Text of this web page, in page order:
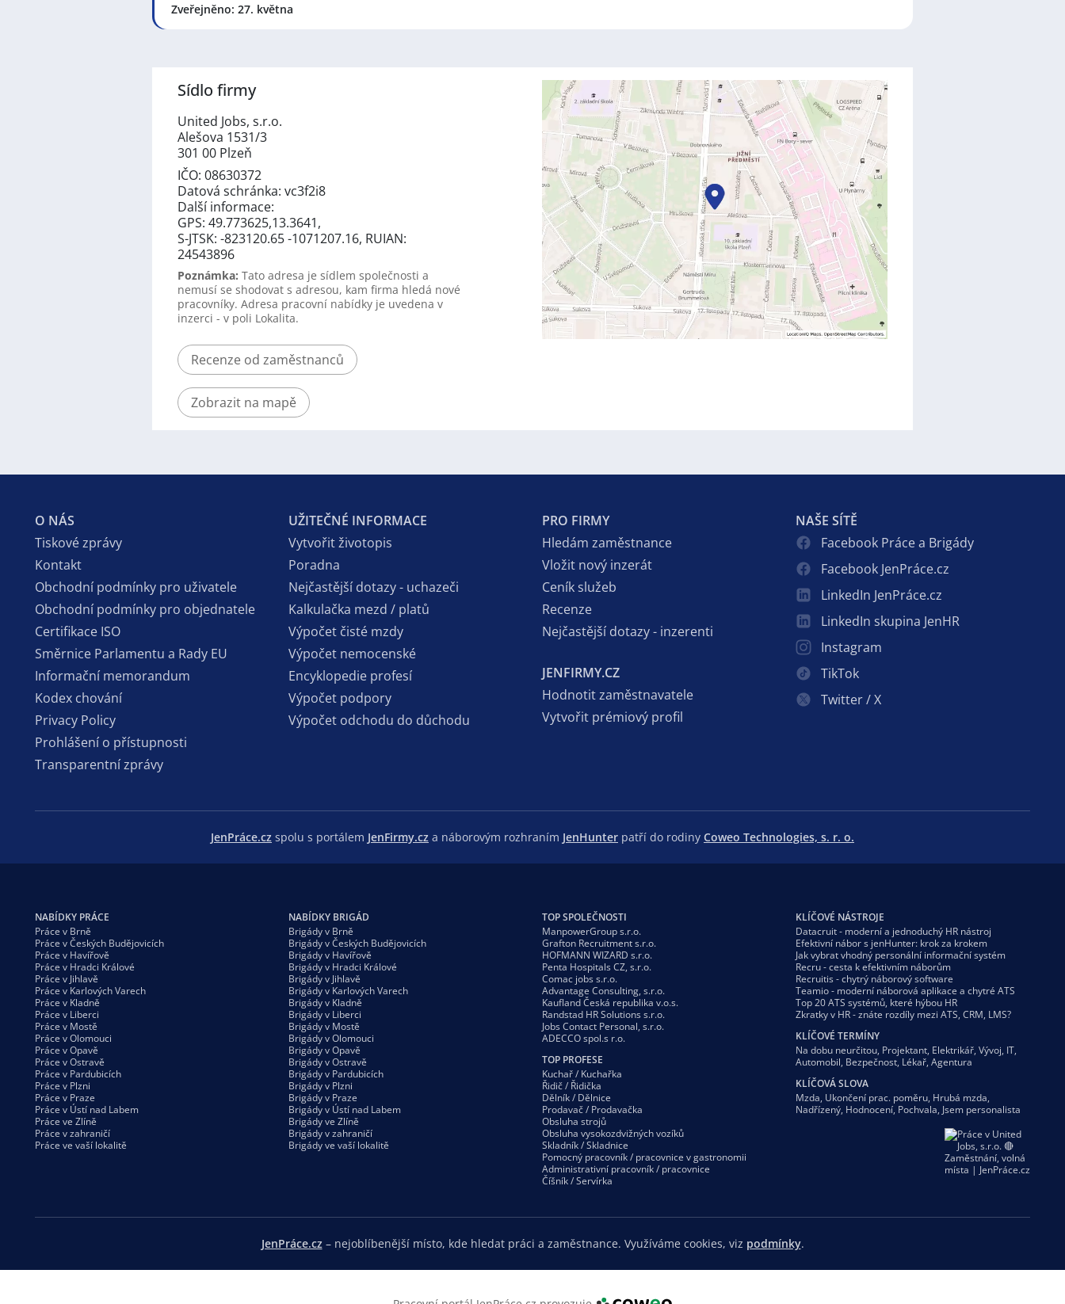
Zveřejněno: 27. května
Sídlo firmy
United Jobs, s.r.o.
Alešova 1531/3
301 00 Plzeň
IČO: 08630372
Datová schránka: vc3f2i8
Další informace:
GPS: 49.773625,13.3641,
S-JTSK: -823120.65 -1071207.16, RUIAN:
24543896
Poznámka: Tato adresa je sídlem společnosti a
nemusí se shodovat s adresou, kam firma hledá nové
pracovníky. Adresa pracovní nabídky je uvedena v
inzerci - v poli Lokalita.
Recenze od zaměstnanců
Zobrazit na mapě
O NÁS
Tiskové zprávy
Kontakt
Obchodní podmínky pro uživatele
Obchodní podmínky pro objednatele
Certifikace ISO
Směrnice Parlamentu a Rady EU
Informační memorandum
Kodex chování
Privacy Policy
Prohlášení o přístupnosti
Transparentní zprávy
UŽITEČNÉ INFORMACE
Vytvořit životopis
Poradna
Nejčastější dotazy - uchazeči
Kalkulačka mezd / platů
Výpočet čisté mzdy
Výpočet nemocenské
Encyklopedie profesí
Výpočet podpory
Výpočet odchodu do důchodu
PRO FIRMY
Hledám zaměstnance
Vložit nový inzerát
Ceník služeb
Recenze
Nejčastější dotazy - inzerenti
JENFIRMY.CZ
Hodnotit zaměstnavatele
Vytvořit prémiový profil
NAŠE SÍTĚ
Facebook Práce a Brigády
Facebook JenPráce.cz
LinkedIn JenPráce.cz
LinkedIn skupina JenHR
Instagram
TikTok
Twitter / X
JenPráce.cz spolu s portálem JenFirmy.cz a náborovým rozhraním JenHunter patří do rodiny Coweo Technologies, s. r. o.
NABÍDKY PRÁCE
Práce v Brně
Práce v Českých Budějovicích
Práce v Havířově
Práce v Hradci Králové
Práce v Jihlavě
Práce v Karlových Varech
Práce v Kladně
Práce v Liberci
Práce v Mostě
Práce v Olomouci
Práce v Opavě
Práce v Ostravě
Práce v Pardubicích
Práce v Plzni
Práce v Praze
Práce v Ústí nad Labem
Práce ve Zlíně
Práce v zahraničí
Práce ve vaší lokalitě
NABÍDKY BRIGÁD
Brigády v Brně
Brigády v Českých Budějovicích
Brigády v Havířově
Brigády v Hradci Králové
Brigády v Jihlavě
Brigády v Karlových Varech
Brigády v Kladně
Brigády v Liberci
Brigády v Mostě
Brigády v Olomouci
Brigády v Opavě
Brigády v Ostravě
Brigády v Pardubicích
Brigády v Plzni
Brigády v Praze
Brigády v Ústí nad Labem
Brigády ve Zlíně
Brigády v zahraničí
Brigády ve vaší lokalitě
TOP SPOLEČNOSTI
ManpowerGroup s.r.o.
Grafton Recruitment s.r.o.
HOFMANN WIZARD s.r.o.
Penta Hospitals CZ, s.r.o.
Comac jobs s.r.o.
Advantage Consulting, s.r.o.
Kaufland Česká republika v.o.s.
Randstad HR Solutions s.r.o.
Jobs Contact Personal, s.r.o.
ADECCO spol.s r.o.
TOP PROFESE
Kuchař / Kuchařka
Řidič / Řidička
Dělník / Dělnice
Prodavač / Prodavačka
Obsluha strojů
Obsluha vysokozdvižných vozíků
Skladník / Skladnice
Pomocný pracovník / pracovnice v gastronomii
Administrativní pracovník / pracovnice
Číšník / Servírka
KLÍČOVÉ NÁSTROJE
Datacruit - moderní a jednoduchý HR nástroj
Efektivní nábor s jenHunter: krok za krokem
Jak vybrat vhodný personální informační systém
Recru - cesta k efektivním náborům
Recruitis - chytrý náborový software
Teamio - moderní náborová aplikace a chytré ATS
Top 20 ATS systémů, které hýbou HR
Zkratky v HR - znáte rozdíly mezi ATS, CRM, LMS?
KLÍČOVÉ TERMÍNY
Na dobu neurčitou, Projektant, Elektrikář, Vývoj, IT,
Automobil, Bezpečnost, Lékař, Agentura
KLÍČOVÁ SLOVA
Mzda, Ukončení prac. poměru, Hrubá mzda,
Nadřízený, Hodnocení, Pochvala, Jsem personalista
JenPráce.cz – nejoblíbenější místo, kde hledat práci a zaměstnance. Využíváme cookies, viz podmínky.